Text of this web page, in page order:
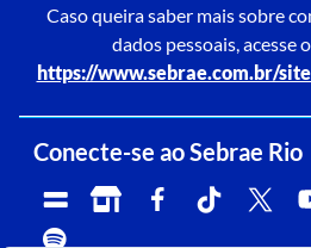
Caso queira saber mais sobre
dados pessoais, acesse
https://www.sebrae.com.br/
Conecte-se ao Sebrae Rio